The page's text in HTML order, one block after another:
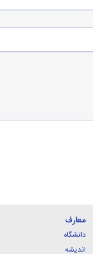
معارف
دانشگاه
اندیشه